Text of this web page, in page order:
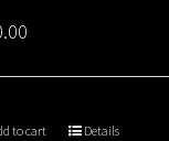
to cart Details